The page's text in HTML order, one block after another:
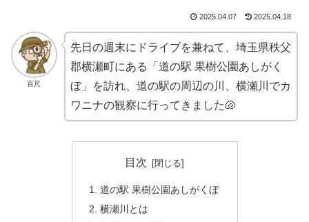
2025.04.07 2025.04.18
百尺
先日の週末にドライブを兼ねて、埼玉県秩父
郡横瀬町にある「道の駅 果樹公園あしがく
ぼ」を訪れ、道の駅の周辺の川、横瀬川でカ
ワニナの観察に行ってきました🐚
目次
道の駅 果樹公園あしがくぼ
横瀬川とは